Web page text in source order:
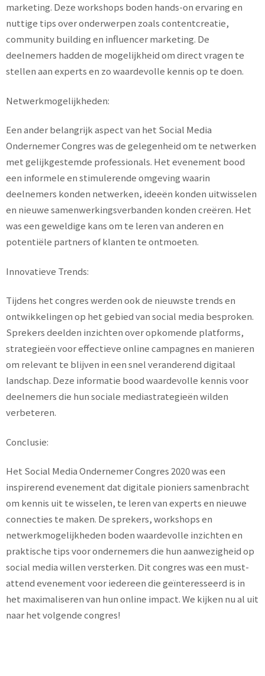
marketing. Deze workshops boden hands-on ervaring en
nuttige tips over onderwerpen zoals contentcreatie,
community building en influencer marketing. De
deelnemers hadden de mogelijkheid om direct vragen te
stellen aan experts en zo waardevolle kennis op te doen.
Netwerkmogelijkheden:
Een ander belangrijk aspect van het Social Media
Ondernemer Congres was de gelegenheid om te netwerken
met gelijkgestemde professionals. Het evenement bood
een informele en stimulerende omgeving waarin
deelnemers konden netwerken, ideeën konden uitwisselen
en nieuwe samenwerkingsverbanden konden creëren. Het
was een geweldige kans om te leren van anderen en
potentiële partners of klanten te ontmoeten.
Innovatieve Trends:
Tijdens het congres werden ook de nieuwste trends en
ontwikkelingen op het gebied van social media besproken.
Sprekers deelden inzichten over opkomende platforms,
strategieën voor effectieve online campagnes en manieren
om relevant te blijven in een snel veranderend digitaal
landschap. Deze informatie bood waardevolle kennis voor
deelnemers die hun sociale mediastrategieën wilden
verbeteren.
Conclusie:
Het Social Media Ondernemer Congres 2020 was een
inspirerend evenement dat digitale pioniers samenbracht
om kennis uit te wisselen, te leren van experts en nieuwe
connecties te maken. De sprekers, workshops en
netwerkmogelijkheden boden waardevolle inzichten en
praktische tips voor ondernemers die hun aanwezigheid op
social media willen versterken. Dit congres was een must-
attend evenement voor iedereen die geïnteresseerd is in
het maximaliseren van hun online impact. We kijken nu al uit
naar het volgende congres!